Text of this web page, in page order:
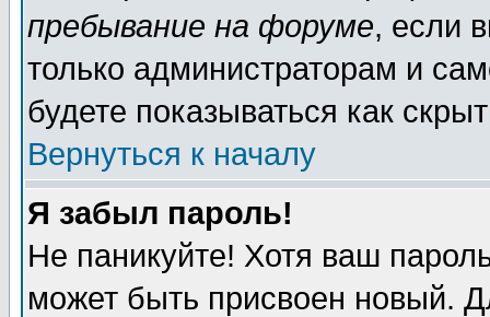
пребывание на форуме, если
только администраторам и
будете показываться как
Вернуться к началу
Я забыл пароль!
Не паникуйте! Хотя ваш
может быть присвоен новый.